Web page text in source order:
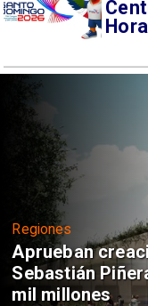
Regiones
Aprueban
Sebastián
mil millones